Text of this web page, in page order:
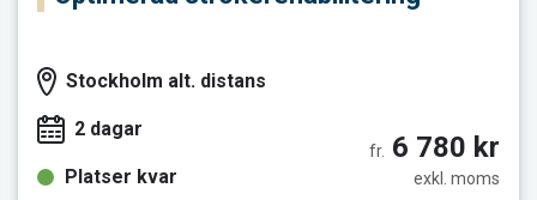
Stockholm alt. distans
2 dagar
Platser kvar
fr. 6 780 kr
exkl. moms